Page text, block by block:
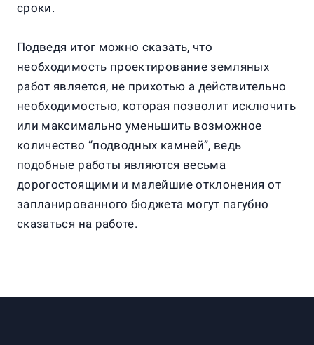
сроки.
Подведя итог можно сказать, что
необходимость проектирование земляных
работ является, не прихотью а действительно
необходимостью, которая позволит исключить
или максимально уменьшить возможное
количество “подводных камней”, ведь
подобные работы являются весьма
дорогостоящими и малейшие отклонения от
запланированного бюджета могут пагубно
сказаться на работе.